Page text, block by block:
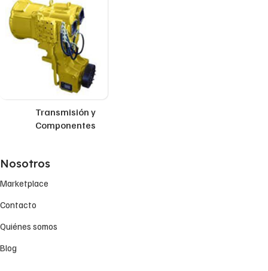
Transmisión y
Componentes
Nosotros
Marketplace
Contacto
Quiénes somos
Blog